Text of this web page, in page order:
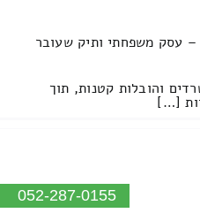
– עסק משפחתי ותיק שעובר
והובלות קטנות, תוך
[…]
052-287-0155